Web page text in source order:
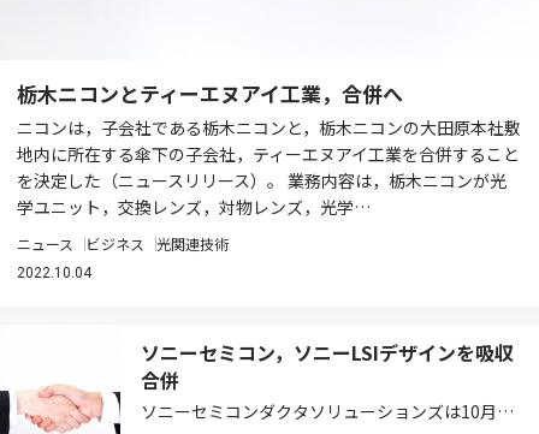
栃木ニコンとティーエヌアイ工業，合併へ
ニコンは，子会社である栃木ニコンと，栃木ニコンの大田原本社敷
地内に所在する傘下の子会社，ティーエヌアイ工業を合併すること
を決定した（ニュースリリース）。 業務内容は，栃木ニコンが光
学ユニット，交換レンズ，対物レンズ，光学…
ニュース ビジネス 光関連技術
2022.10.04
ソニーセミコン，ソニーLSIデザインを吸収
合併
ソニーセミコンダクタソリューションズは10月